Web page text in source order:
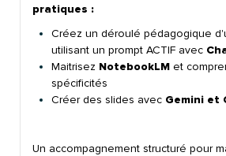
pratiques :
Créez un déroulé pédagogique
utilisant un prompt ACTIF avec
Maitrisez NotebookLM et
spécificités
Créer des slides avec Gemini et
Un accompagnement structuré pour